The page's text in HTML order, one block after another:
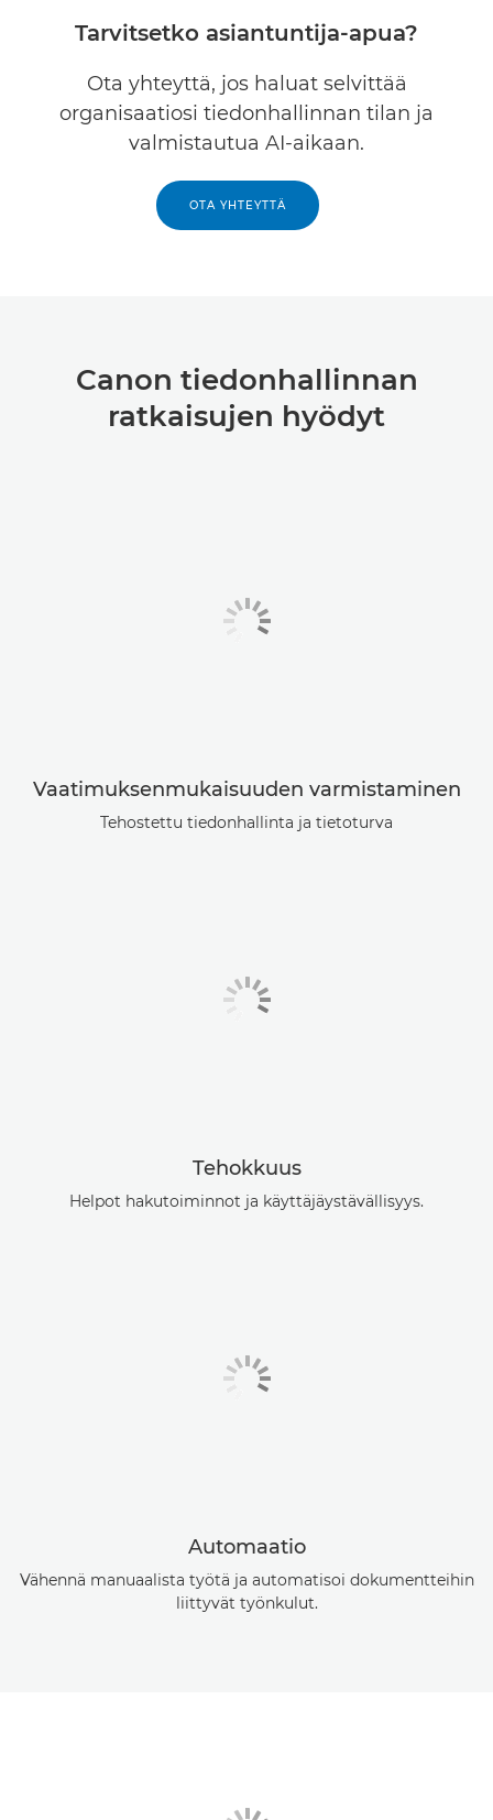
Tarvitsetko asiantuntija-apua?
Ota yhteyttä, jos haluat selvittää
organisaatiosi tiedonhallinnan tilan ja
valmistautua AI-aikaan.
OTA YHTEYTTÄ
Canon tiedonhallinnan
ratkaisujen hyödyt
Vaatimuksenmukaisuuden varmistaminen
Tehostettu tiedonhallinta ja tietoturva
Tehokkuus
Helpot hakutoiminnot ja käyttäjäystävällisyys.
Automaatio
Vähennä manuaalista työtä ja automatisoi dokumentteihin
liittyvät työnkulut.